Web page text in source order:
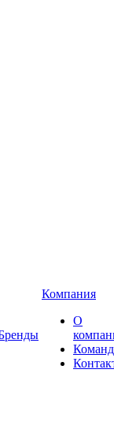
Компания
О